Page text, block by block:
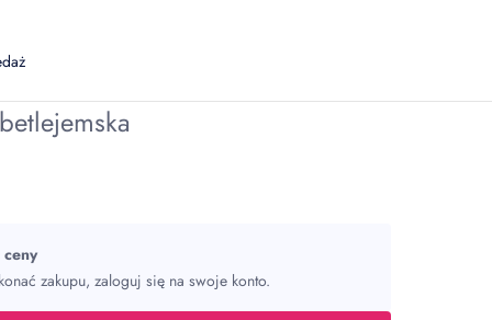
zakupu, zaloguj się na swoje konto.